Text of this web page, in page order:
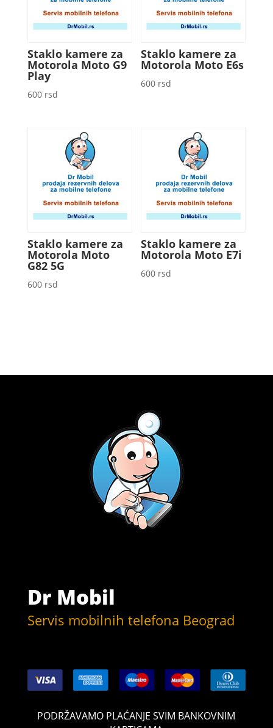
Staklo kamere za
Motorola Moto G9
Play
600 rsd
Staklo kamere za
Motorola Moto E6s
600 rsd
Staklo kamere za
Motorola Moto
G82 5G
600 rsd
Staklo kamere za
Motorola Moto E7i
600 rsd
Dr Mobil
Servis mobilnih telefona Beograd
PODRŽAVAMO PLAĆANJE SVIM BANKOVNIM